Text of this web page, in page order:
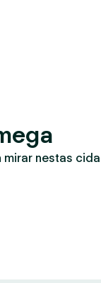
mirar nestas